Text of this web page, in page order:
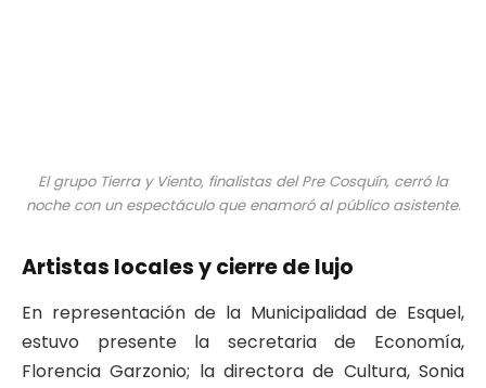
El grupo Tierra y Viento, finalistas del Pre Cosquín, cerró la
noche con un espectáculo que enamoró al público asistente.
Artistas locales y cierre de lujo
En representación de la Municipalidad de Esquel,
estuvo presente la secretaria de Economía,
Florencia Garzonio; la directora de Cultura, Sonia